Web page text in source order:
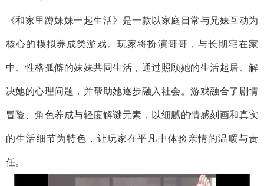
《和家里蹲妹妹一起生活》是一款以家庭日常与兄妹互动为
核心的模拟养成类游戏。玩家将扮演哥哥，与长期宅在家
中、性格孤僻的妹妹共同生活，通过照顾她的生活起居、解
决她的心理问题，并帮助她逐步融入社会。游戏融合了剧情
冒险、角色养成与轻度解谜元素，以细腻的情感刻画和真实
的生活细节为特色，让玩家在平凡中体验亲情的温暖与责
任。